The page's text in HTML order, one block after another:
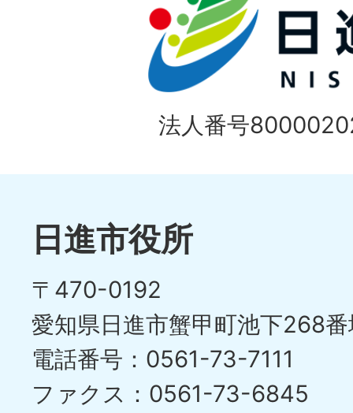
法人番号
日進市役所
〒470-0192
愛知県日進市蟹甲町池下268
電話番号：0561-73-7111
ファクス：0561-73-6845